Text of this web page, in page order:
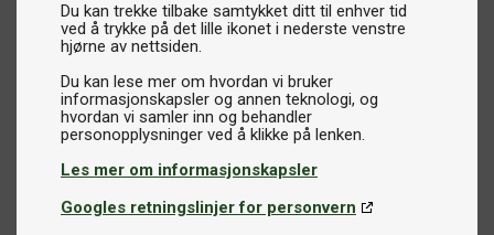
Du kan trekke tilbake samtykket ditt til enhver tid
ved å trykke på det lille ikonet i nederste venstre
hjørne av nettsiden.
Du kan lese mer om hvordan vi bruker
informasjonskapsler og annen teknologi, og
hvordan vi samler inn og behandler
Les mer om informasjonskapsler
Googles retningslinjer for personvern